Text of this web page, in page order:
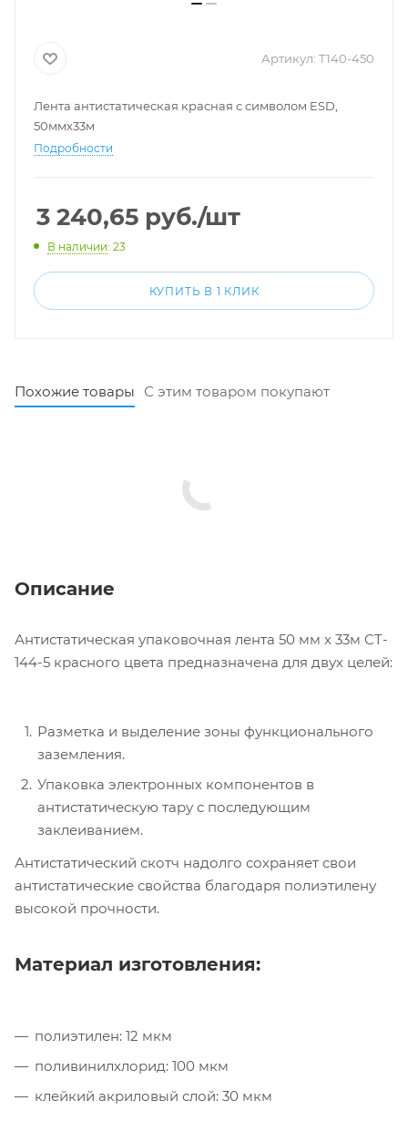
Артикул: T140-450
Лента антистатическая красная с символом ESD,
50ммх33м
Подробности
3 240,65 руб./шт
В наличии: 23
КУПИТЬ В 1 КЛИК
Похожие товары С этим товаром покупают
Описание
Антистатическая упаковочная лента 50 мм х 33м CT-
144-5 красного цвета предназначена для двух целей:
Разметка и выделение зоны функционального
заземления.
Упаковка электронных компонентов в
антистатическую тару с последующим
заклеиванием.
Антистатический скотч надолго сохраняет свои
антистатические свойства благодаря полиэтилену
высокой прочности.
Материал изготовления:
полиэтилен: 12 мкм
поливинилхлорид: 100 мкм
клейкий акриловый слой: 30 мкм